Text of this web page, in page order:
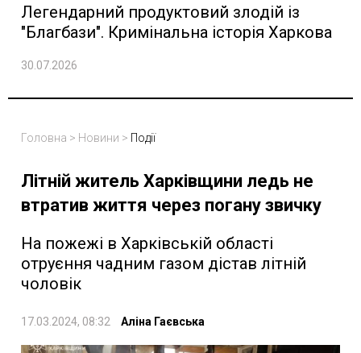
Легендарний продуктовий злодій із
"Благбази". Кримінальна історія Харкова
30.07.2026
Головна > Новини > Події
Літній житель Харківщини ледь не
втратив життя через погану звичку
На пожежі в Харківській області
отруєння чадним газом дістав літній
чоловік
17.03.2024, 08:32 Аліна Гаєвська